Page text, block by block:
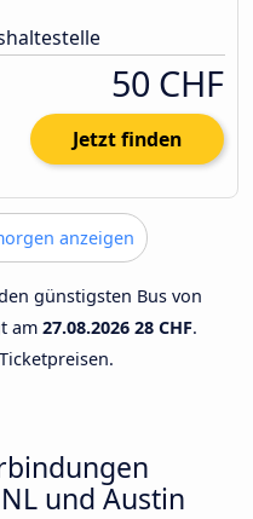
50 CHF
Jetzt finden
anzeigen
günstigsten Bus von
am 27.08.2026 28 CHF.
und Austin